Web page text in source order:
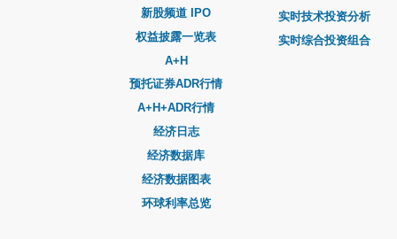
新股频道 IPO
权益披露一览表
A+H
预托证券ADR行情
A+H+ADR行情
经济日志
经济数据库
经济数据图表
环球利率总览
实时技术投资分析
实时综合投资组合